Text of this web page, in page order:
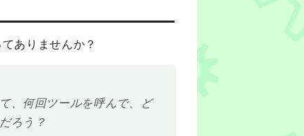
ありませんか？
、何回ツールを呼んで、ど
ろう？